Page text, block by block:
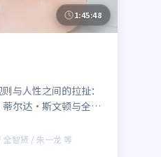
1:45:48
与人性之间的拉扯：
蒂尔达·斯文顿与全智
一龙、赵丽颖、胡歌
联合出品，悬疑类型
日 与观众见面。
智贤 / 朱一龙 等